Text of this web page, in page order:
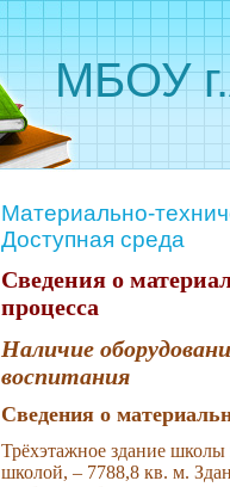
МБОУ
Материально-
Доступная среда
Сведения о
процесса
Наличие
воспитания
Сведения о
Трёхэтажное здание
школой, – 7788,8 кв. м.